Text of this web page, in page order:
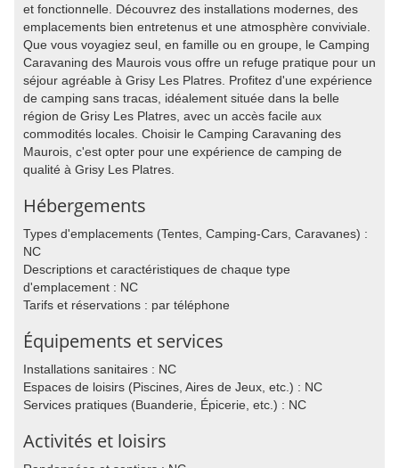
et fonctionnelle. Découvrez des installations modernes, des
emplacements bien entretenus et une atmosphère conviviale.
Que vous voyagiez seul, en famille ou en groupe, le Camping
Caravaning des Maurois vous offre un refuge pratique pour un
séjour agréable à Grisy Les Platres. Profitez d'une expérience
de camping sans tracas, idéalement située dans la belle
région de Grisy Les Platres, avec un accès facile aux
commodités locales. Choisir le Camping Caravaning des
Maurois, c'est opter pour une expérience de camping de
qualité à Grisy Les Platres.
Hébergements
Types d'emplacements (Tentes, Camping-Cars, Caravanes) :
NC
Descriptions et caractéristiques de chaque type
d'emplacement : NC
Tarifs et réservations : par téléphone
Équipements et services
Installations sanitaires : NC
Espaces de loisirs (Piscines, Aires de Jeux, etc.) : NC
Services pratiques (Buanderie, Épicerie, etc.) : NC
Activités et loisirs